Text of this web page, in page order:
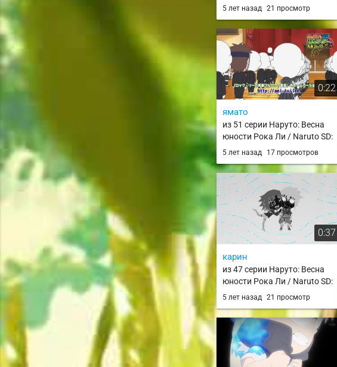
5 лет назад 21 просмотр
0:22
ямато
из 51 серии Наруто: Весна
юности Рока Ли / Naruto SD:
Rock Lee no Seishun Full-
5 лет назад 17 просмотров
0:37
карин
из 47 серии Наруто: Весна
юности Рока Ли / Naruto SD:
Rock Lee no Seishun Full-
5 лет назад 21 просмотр